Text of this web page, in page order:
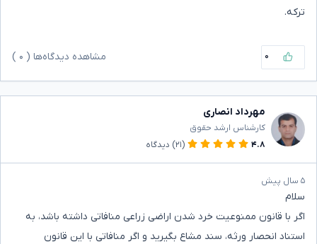
ترکه.
۰ مشاهده دیدگاه‌ها ( ۰
مهرداد انصاری
کارشناس ارشد حقوق
۴.۸
(۲۱) دیدگاه
۵ سال پیش
سلام
اگر با قانون ممنوعیت خرد شدن اراضی زراعی منافاتی داشته باشد، به
استناد انحصار ورثه، سند مشاع بگیرید و اگر منافاتی با این قانون